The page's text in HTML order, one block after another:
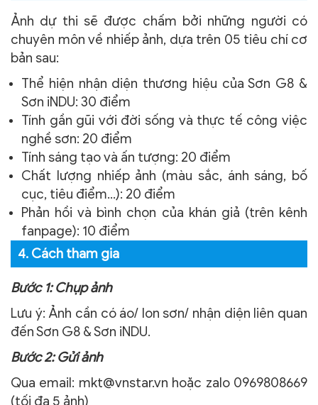
Ảnh dự thi sẽ được chấm bởi những người có
chuyên môn về nhiếp ảnh, dựa trên 05 tiêu chí cơ
bản sau:
Thể hiện nhận diện thương hiệu của Sơn G8 &
Sơn iNDU: 30 điểm
Tính gần gũi với đời sống và thực tế công việc
nghề sơn: 20 điểm
Tính sáng tạo và ấn tượng: 20 điểm
Chất lượng nhiếp ảnh (màu sắc, ánh sáng, bố
cục, tiêu điểm…): 20 điểm
Phản hồi và bình chọn của khán giả (trên kênh
fanpage): 10 điểm
4. Cách tham gia
Bước 1: Chụp ảnh
Lưu ý: Ảnh cần có áo/ lon sơn/ nhận diện liên quan
đến Sơn G8 & Sơn iNDU.
Bước 2: Gửi ảnh
Qua email: mkt@vnstar.vn hoặc zalo 0969808669
(tối đa 5 ảnh)